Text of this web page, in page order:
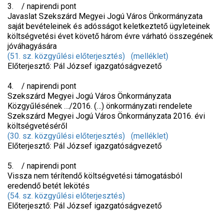
3. / napirendi pont
Javaslat Szekszárd Megyei Jogú Város Önkormányzata
saját bevételeinek és adósságot keletkeztető ügyleteinek
költségvetési évet követő három évre várható összegének
jóváhagyására
(51. sz. közgyűlési előterjesztés)
(melléklet)
Előterjesztő: Pál József igazgatóságvezető
4. / napirendi pont
Szekszárd Megyei Jogú Város Önkormányzata
Közgyűlésének …/2016. (…) önkormányzati rendelete
Szekszárd Megyei Jogú Város Önkormányzata 2016. évi
költségvetéséről
(30. sz. közgyűlési előterjesztés)
(melléklet)
Előterjesztő: Pál József igazgatóságvezető
5. / napirendi pont
Vissza nem térítendő költségvetési támogatásból
eredendő betét lekötés
(54. sz. közgyűlési előterjesztés)
Előterjesztő: Pál József igazgatóságvezető